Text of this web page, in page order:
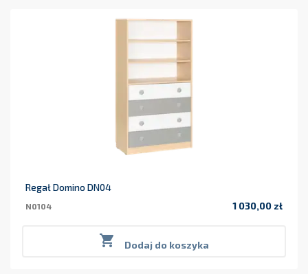
Regał Domino DN04
N0104 1 030,00 zł
 Dodaj do koszyka